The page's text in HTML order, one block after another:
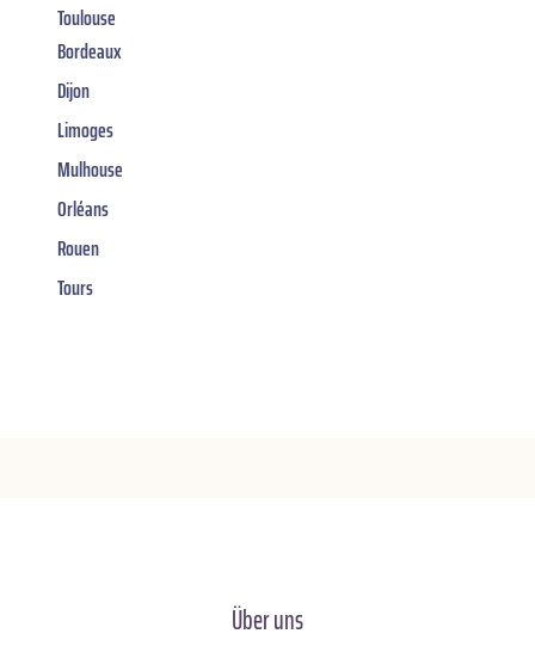
Toulouse
Bordeaux
Dijon
Limoges
Mulhouse
Orléans
Rouen
Tours
Über uns